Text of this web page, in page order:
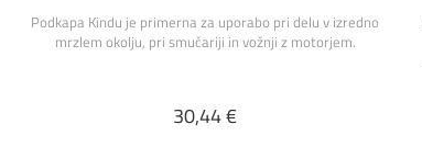
Podkapa Kindu je primerna za uporabo pri delu v izredno
mrzlem okolju, pri smučariji in vožnji z motorjem.
30,44 €